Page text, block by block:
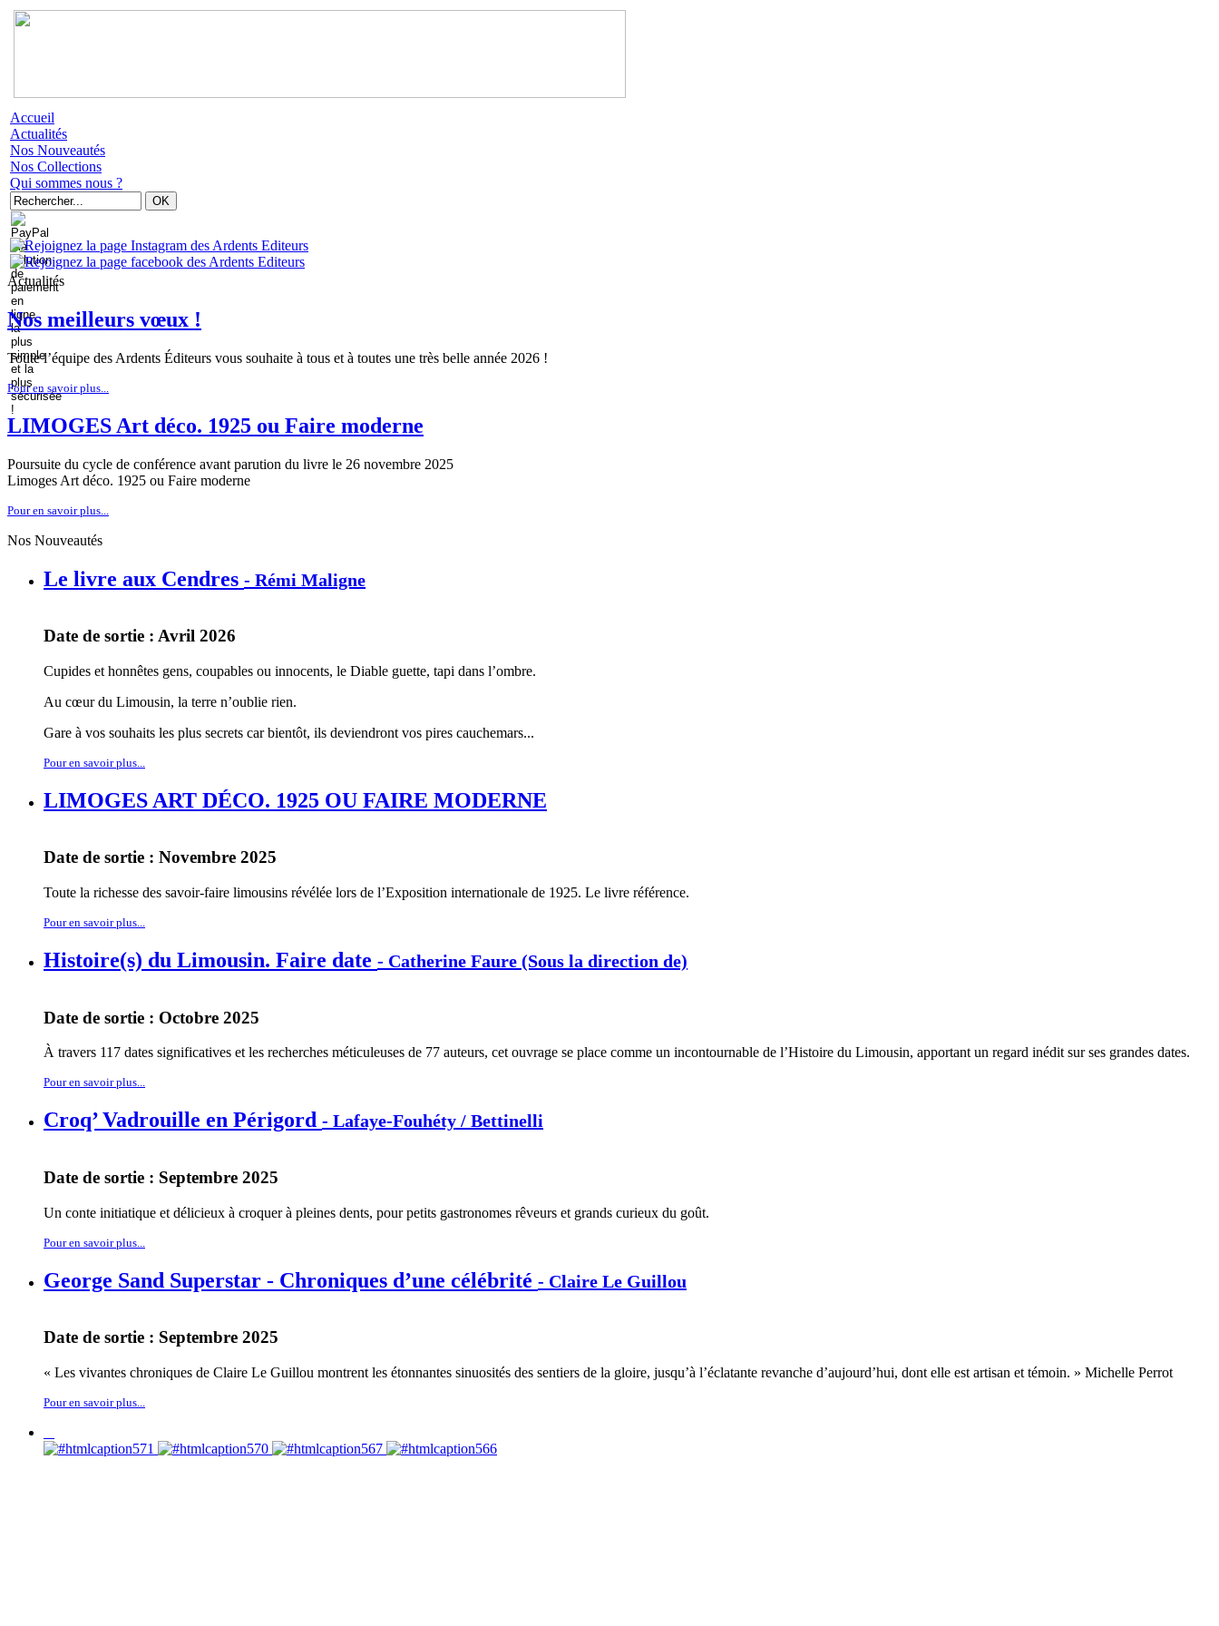
Accueil
Actualités
Nos Nouveautés
Nos Collections
Qui sommes nous ?
Actualités
Nos meilleurs vœux !
Toute l’équipe des Ardents Éditeurs vous souhaite à tous et à toutes une très belle année 2026 !
Pour en savoir plus...
LIMOGES Art déco. 1925 ou Faire moderne
Poursuite du cycle de conférence avant parution du livre le 26 novembre 2025
Limoges Art déco. 1925 ou Faire moderne
Pour en savoir plus...
Nos Nouveautés
Le livre aux Cendres - Rémi Maligne
Date de sortie : Avril 2026
Cupides et honnêtes gens, coupables ou innocents, le Diable guette, tapi dans l’ombre.
Au cœur du Limousin, la terre n’oublie rien.
Gare à vos souhaits les plus secrets car bientôt, ils deviendront vos pires cauchemars...
Pour en savoir plus...
LIMOGES ART DÉCO. 1925 OU FAIRE MODERNE
Date de sortie : Novembre 2025
Toute la richesse des savoir-faire limousins révélée lors de lʼExposition internationale de 1925. Le livre référence.
Pour en savoir plus...
Histoire(s) du Limousin. Faire date - Catherine Faure (Sous la direction de)
Date de sortie : Octobre 2025
À travers 117 dates significatives et les recherches méticuleuses de 77 auteurs, cet ouvrage se place comme un incontournable de l’Histoire du Limousin, apportant un regard inédit sur ses grandes dates.
Pour en savoir plus...
Croq’ Vadrouille en Périgord - Lafaye-Fouhéty / Bettinelli
Date de sortie : Septembre 2025
Un conte initiatique et délicieux à croquer à pleines dents, pour petits gastronomes rêveurs et grands curieux du goût.
Pour en savoir plus...
George Sand Superstar - Chroniques d’une célébrité - Claire Le Guillou
Date de sortie : Septembre 2025
« Les vivantes chroniques de Claire Le Guillou montrent les étonnantes sinuosités des sentiers de la gloire, jusqu’à l’éclatante revanche d’aujourd’hui, dont elle est artisan et témoin. » Michelle Perrot
Pour en savoir plus...